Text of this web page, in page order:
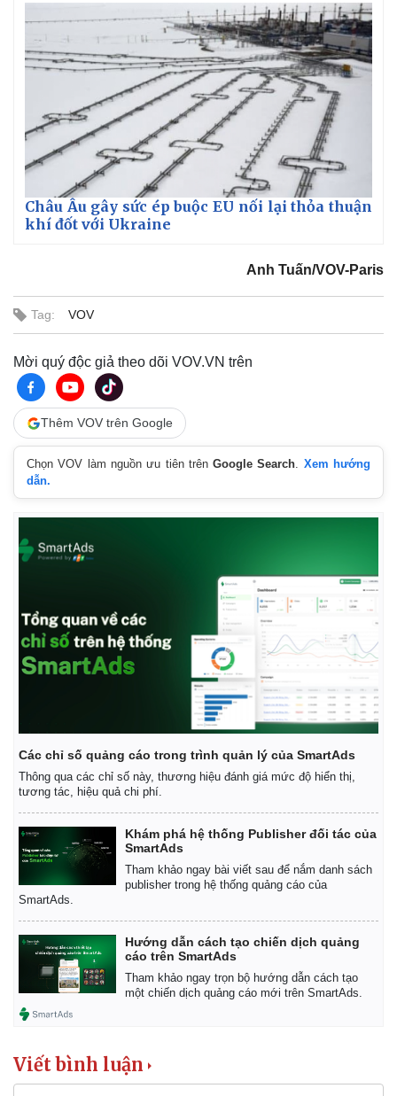
Kinh tế
Bất động sản
Khởi nghiệp
Thị trường
Giá vàng
Tiêu dùng
Tỷ giá
Chứng khoán
Giá cà phê
Châu Âu gây sức ép buộc EU nối lại thỏa thuận
khí đốt với Ukraine
Anh Tuấn/VOV-Paris
Tag: VOV
Mời quý độc giả theo dõi VOV.VN trên
Thêm VOV trên Google
Chọn VOV làm nguồn ưu tiên trênGoogle Search. Xem hướng
dẫn.
Các chỉ số quảng cáo trong trình quản lý của SmartAds
Thông qua các chỉ số này, thương hiệu đánh giá mức độ hiển thị,
tương tác, hiệu quả chi phí.
Khám phá hệ thống Publisher đối tác của
SmartAds
Tham khảo ngay bài viết sau để nắm danh sách
publisher trong hệ thống quảng cáo của
SmartAds.
Hướng dẫn cách tạo chiến dịch quảng
cáo trên SmartAds
Tham khảo ngay trọn bộ hướng dẫn cách tạo
một chiến dịch quảng cáo mới trên SmartAds.
Viết bình luận